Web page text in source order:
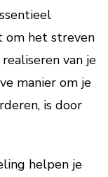
om het streven
van je
manier om je
is door
helpen je